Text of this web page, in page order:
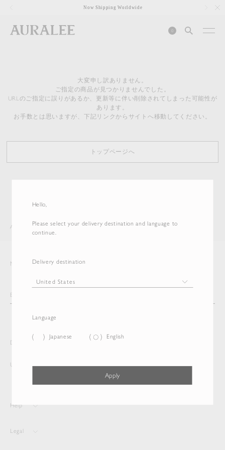
Hello,
Please select your delivery destination and language to
continue.
Delivery destination
Language
Japanese English
Apply
Now Shipping Worldwide
0
大変申し訳ありません。
ご指定の商品が見つかりませんでした。
URLのご指定に誤りがあるか、更新等に伴い削除されてしまった可能性が
あります。
お手数とは思いますが、下記リンクからサイトへ移動してください。
トップページへ
AURALEE ITEM
Newsletter
Delivery destination and Language
United States English
Help
Legal